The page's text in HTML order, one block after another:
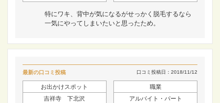
特にワキ、背中が気になるがせっかく脱毛するなら
一気にやってしまいたいと思ったため。
最新の口コミ投稿 口コミ投稿日：2018/11/12
お出かけスポット
吉祥寺 下北沢
職業
アルバイト・パート